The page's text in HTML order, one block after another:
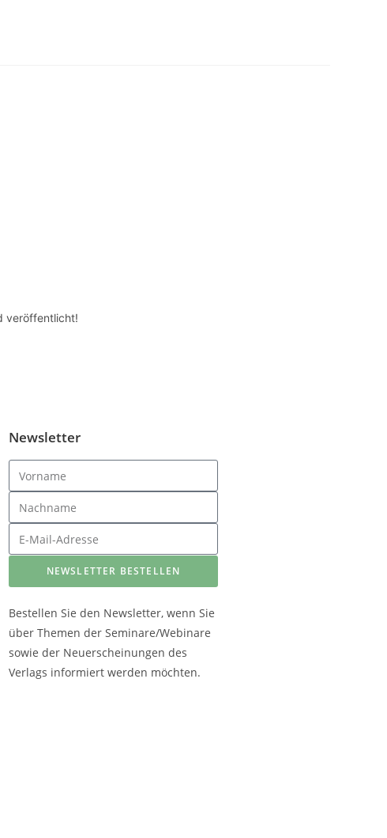
veröffentlicht!
Newsletter
NEWSLETTER BESTELLEN
Bestellen Sie den Newsletter, wenn Sie
über Themen der Seminare/Webinare
sowie der Neuerscheinungen des
Verlags informiert werden möchten.